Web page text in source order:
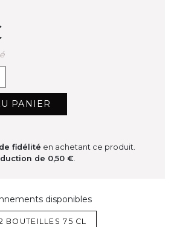
PANIER
fidélité en achetant ce produit.
de 0,50 €.
disponibles
BOUTEILLES 75 CL